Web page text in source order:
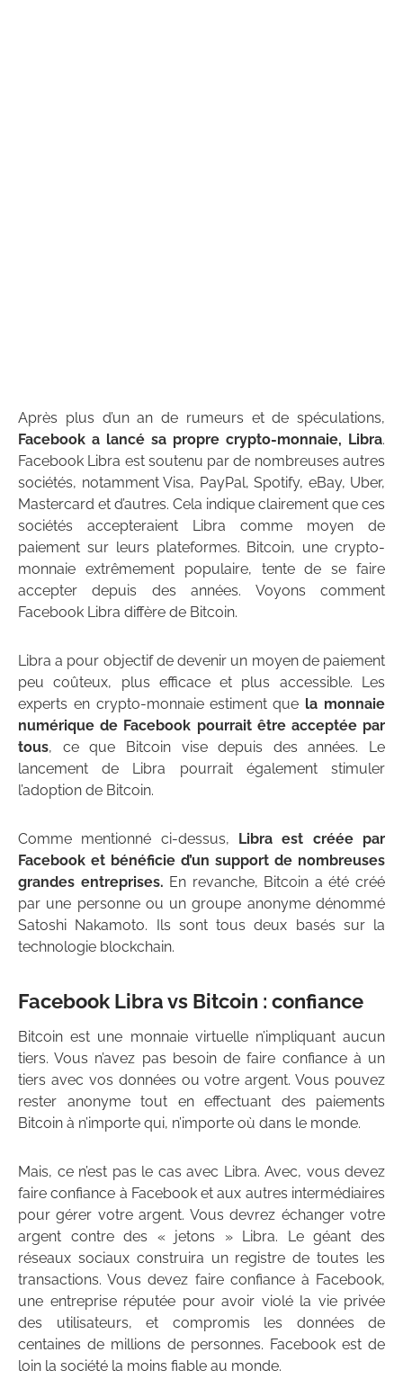
Après plus d’un an de rumeurs et de spéculations,
Facebook a lancé sa propre crypto-monnaie, Libra.
Facebook Libra est soutenu par de nombreuses autres
sociétés, notamment Visa, PayPal, Spotify, eBay, Uber,
Mastercard et d’autres. Cela indique clairement que ces
sociétés accepteraient Libra comme moyen de
paiement sur leurs plateformes. Bitcoin, une crypto-
monnaie extrêmement populaire, tente de se faire
accepter depuis des années. Voyons comment
Facebook Libra diffère de Bitcoin.
Libra a pour objectif de devenir un moyen de paiement
peu coûteux, plus efficace et plus accessible. Les
experts en crypto-monnaie estiment que la monnaie
numérique de Facebook pourrait être acceptée par
tous, ce que Bitcoin vise depuis des années. Le
lancement de Libra pourrait également stimuler
l’adoption de Bitcoin.
Comme mentionné ci-dessus, Libra est créée par
Facebook et bénéficie d’un support de nombreuses
grandes entreprises. En revanche, Bitcoin a été créé
par une personne ou un groupe anonyme dénommé
Satoshi Nakamoto. Ils sont tous deux basés sur la
technologie blockchain.
Facebook Libra vs Bitcoin : confiance
Bitcoin est une monnaie virtuelle n’impliquant aucun
tiers. Vous n’avez pas besoin de faire confiance à un
tiers avec vos données ou votre argent. Vous pouvez
rester anonyme tout en effectuant des paiements
Bitcoin à n’importe qui, n’importe où dans le monde.
Mais, ce n’est pas le cas avec Libra. Avec, vous devez
faire confiance à Facebook et aux autres intermédiaires
pour gérer votre argent. Vous devrez échanger votre
argent contre des « jetons » Libra. Le géant des
réseaux sociaux construira un registre de toutes les
transactions. Vous devez faire confiance à Facebook,
une entreprise réputée pour avoir violé la vie privée
des utilisateurs, et compromis les données de
centaines de millions de personnes. Facebook est de
loin la société la moins fiable au monde.